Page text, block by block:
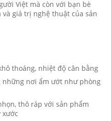
Việt mà còn với bạn bè
giá trị nghệ thuật của sản
thoáng, nhiệt độ cân bằng
nơi ẩm ướt như phòng
thô ráp với sản phẩm
xước